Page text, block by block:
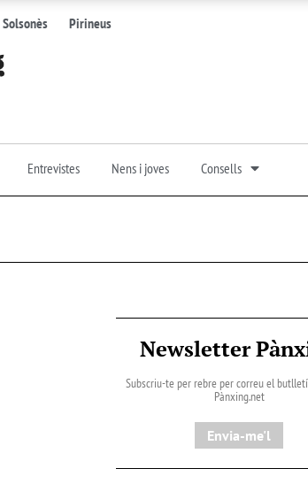
Solsonès Pirineus
Entrevistes Nens i joves Consells
Newsletter
Subscriu-te per rebre per correu el
Pànxing.net​
Envia-me'l